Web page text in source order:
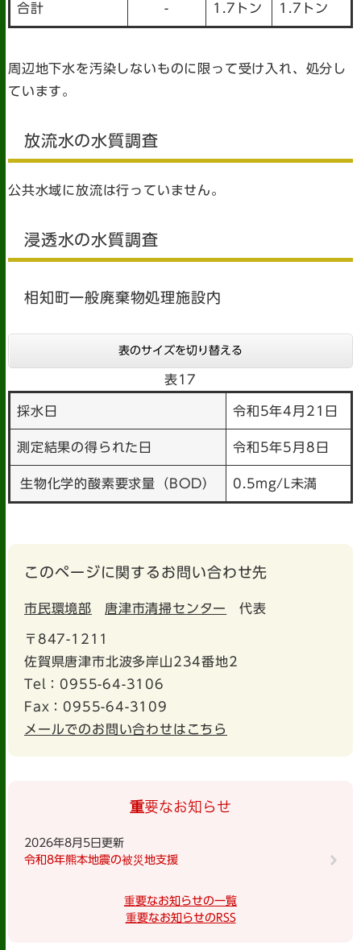
合計 - 1.7トン 1.7トン
周辺地下水を汚染しないものに限って受け入れ、処分し
ています。
放流水の水質調査
公共水域に放流は行っていません。
浸透水の水質調査
相知町一般廃棄物処理施設内
表のサイズを切り替える
表17
採水日 令和5年4月21日
測定結果の得られた日 令和5年5月8日
生物化学的酸素要求量（BOD） 0.5mg/L未満
このページに関するお問い合わせ先
市民環境部 唐津市清掃センター 代表
〒847-1211
佐賀県唐津市北波多岸山234番地2
Tel：0955-64-3106
Fax：0955-64-3109
メールでのお問い合わせはこちら
重要なお知らせ
2026年8月5日更新
令和8年熊本地震の被災地支援
重要なお知らせの一覧
重要なお知らせのRSS